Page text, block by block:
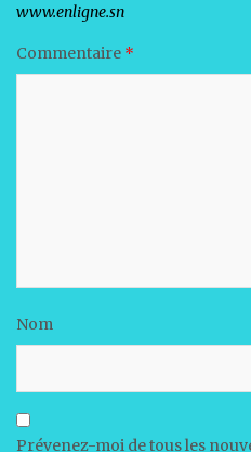
Votre adresse e-mail ne sera
Les champs obligatoires sont indiqués avec
Commentaire *
Nom
Prévenez-moi de tous les